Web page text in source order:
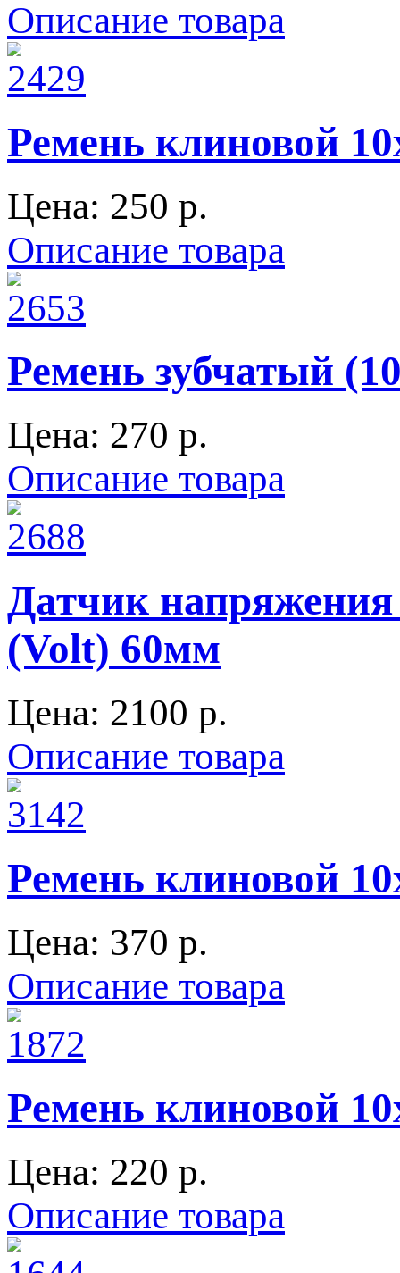
Описание товара
Ремень клиновой
Цена: 250 p.
Описание товара
Ремень зубчатый
Цена: 270 p.
Описание товара
Датчик напряжения
(Volt) 60мм
Цена: 2100 p.
Описание товара
Ремень клиновой
Цена: 370 p.
Описание товара
Ремень клиновой
Цена: 220 p.
Описание товара